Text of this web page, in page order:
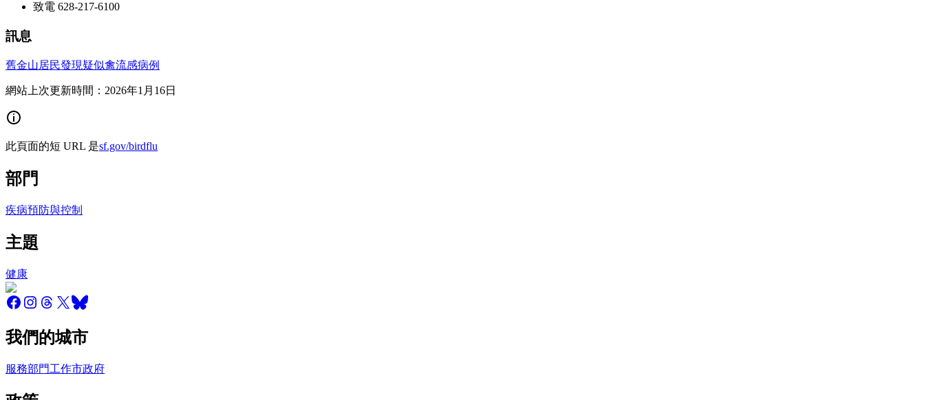
致電 628-217-6100
訊息
舊金山居民發現疑似禽流感病例
網站上次更新時間：2026年1月16日
此頁面的短 URL 是sf.gov/birdflu
部門
疾病預防與控制
主題
健康
我們的城市
服務部門工作市政府